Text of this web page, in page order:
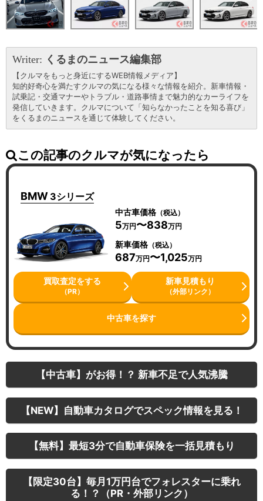
Writer: くるまのニュース編集部
【クルマをもっと身近にするWEB情報メディア】
知的好奇心を満たすクルマの気になる様々な情報を紹介。新車情報・
試乗記・交通マナーやトラブル・道路事情まで魅力的なカーライフを
発信していきます。クルマについて「知らなかったことを知る喜び」
をくるまのニュースを通じて体験してください。
この記事のクルマが気になったら
BMW 3シリーズ
中古車価格（税込）
5万円〜838万円
新車価格（税込）
687万円〜1,025万円
買取査定をする
（PR）
新車見積もり
（外部リンク）
中古車を探す
【中古車】がお得！？ 新車不足で人気沸騰
【NEW】自動車カタログでスペック情報を見る！
【無料】最短3分で自動車保険を一括見積もり
【限定30台】毎月1万円台でフォレスターに乗れ
る！？（PR・外部リンク）